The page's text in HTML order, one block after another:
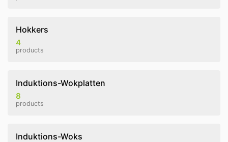
Hokkers
4
products
Induktions-Wokplatten
8
products
Induktions-Woks